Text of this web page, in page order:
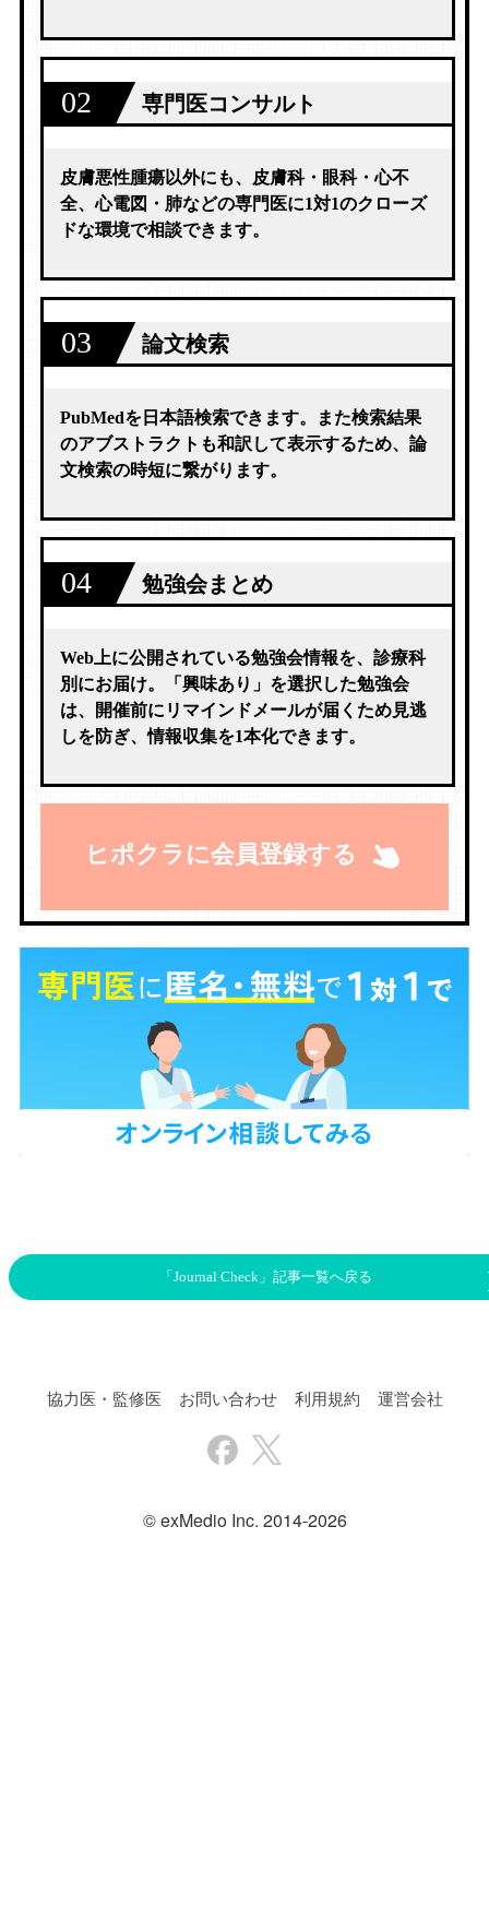
02 専門医コンサルト
皮膚悪性腫瘍以外にも、皮膚科・眼科・心不
全、心電図・肺などの専門医に1対1のクローズ
ドな環境で相談できます。
03 論文検索
PubMedを日本語検索できます。また検索結果
のアブストラクトも和訳して表示するため、論
文検索の時短に繋がります。
04 勉強会まとめ
Web上に公開されている勉強会情報を、診療科
別にお届け。「興味あり」を選択した勉強会
は、開催前にリマインドメールが届くため見逃
しを防ぎ、情報収集を1本化できます。
ヒポクラに会員登録する
「Journal Check」記事一覧へ戻る
© exMedio Inc. 2014-2026
協力医・監修医 お問い合わせ 利用規約 運営会社